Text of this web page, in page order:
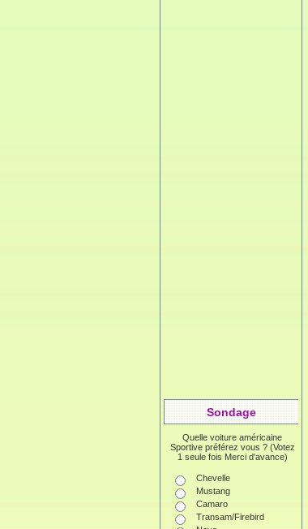
Sondage
Quelle voiture américaine
Sportive préférez vous ? (Votez
1 seule fois Merci d'avance)
Chevelle
Mustang
Camaro
Transam/Firebird